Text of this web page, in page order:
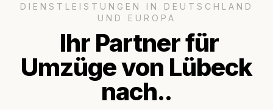
DIENSTLEISTUNGEN IN DEUTSCHLAND
UND EUROPA
Ihr Partner für
Umzüge von Lübeck
nach..